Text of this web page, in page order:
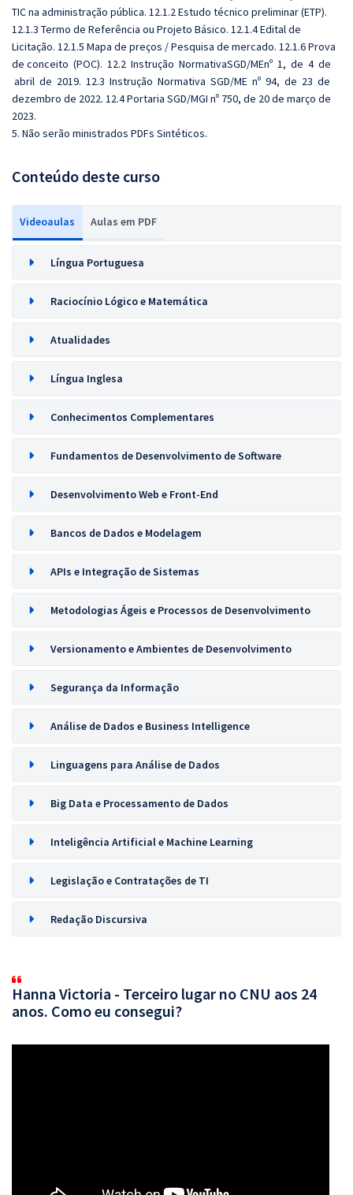
TIC na administração pública. 12.1.2 Estudo técnico preliminar (ETP).
12.1.3 Termo de Referência ou Projeto Básico. 12.1.4 Edital de
Licitação. 12.1.5 Mapa de preços / Pesquisa de mercado. 12.1.6 Prova
de conceito (POC). 12.2 Instrução NormativaSGD/MEnº 1, de 4 de
abril de 2019. 12.3 Instrução Normativa SGD/ME nº 94, de 23 de
dezembro de 2022. 12.4 Portaria SGD/MGI nº 750, de 20 de março de
2023.
5. Não serão ministrados PDFs Sintéticos.
Conteúdo deste curso
Videoaulas Aulas em PDF
Língua Portuguesa
Raciocínio Lógico e Matemática
Atualidades
Língua Inglesa
Conhecimentos Complementares
Fundamentos de Desenvolvimento de Software
Desenvolvimento Web e Front-End
Bancos de Dados e Modelagem
APIs e Integração de Sistemas
Metodologias Ágeis e Processos de Desenvolvimento
Versionamento e Ambientes de Desenvolvimento
Segurança da Informação
Análise de Dados e Business Intelligence
Linguagens para Análise de Dados
Big Data e Processamento de Dados
Inteligência Artificial e Machine Learning
Legislação e Contratações de TI
Redação Discursiva
Hanna Victoria - Terceiro lugar no CNU aos 24
anos. Como eu consegui?